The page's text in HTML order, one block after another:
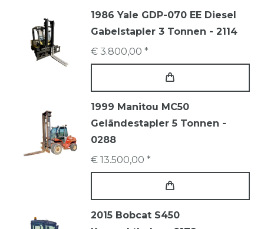
1986 Yale GDP-070 EE Diesel
Gabelstapler 3 Tonnen - 2114
€ 3.800,00 *
1999 Manitou MC50
Geländestapler 5 Tonnen -
0288
€ 13.500,00 *
2015 Bobcat S450